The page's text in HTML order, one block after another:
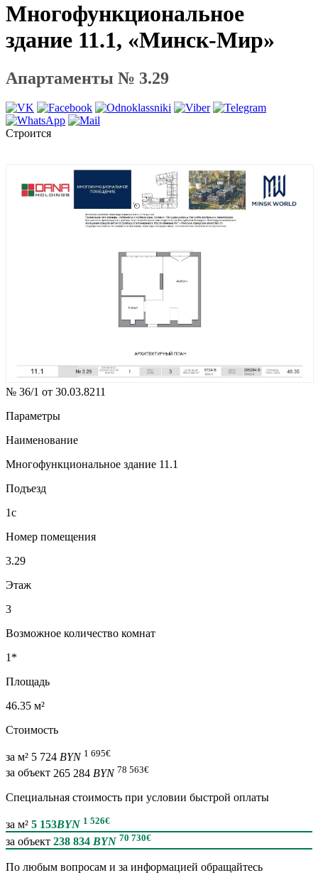
Многофункциональное
здание 11.1, «Минск-Мир»
Апартаменты № 3.29
Строится
№ 36/1 от 30.03.8211
Параметры
Наименование
Многофункциональное здание 11.1
Подъезд
1с
Номер помещения
3.29
Этаж
3
Возможное количество комнат
1*
Площадь
46.35 м²
Стоимость
за м² 5 724 BYN 1 695€
за объект 265 284 BYN 78 563€
Специальная cтоимость при условии быстрой оплаты
за м² 5 153BYN 1 526€
за объект 238 834 BYN 70 730€
По любым вопросам и за информацией обращайтесь